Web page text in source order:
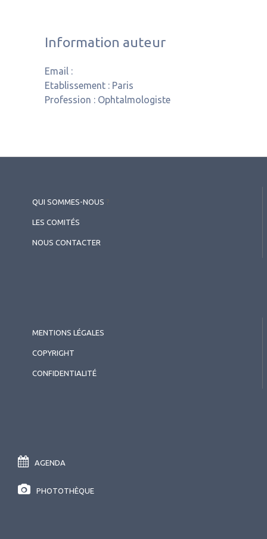
Information auteur
Email :
Etablissement : Paris
Profession : Ophtalmologiste
QUI SOMMES-NOUS
LES COMITÉS
NOUS CONTACTER
MENTIONS LÉGALES
COPYRIGHT
CONFIDENTIALITÉ
AGENDA
PHOTOTHÈQUE